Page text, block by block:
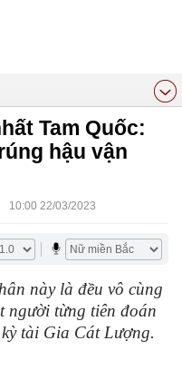
Tam Quốc:
hậu vận
10:00 22/03/2023
này là đều vô cùng
người từng tiên đoán
tài Gia Cát Lượng.